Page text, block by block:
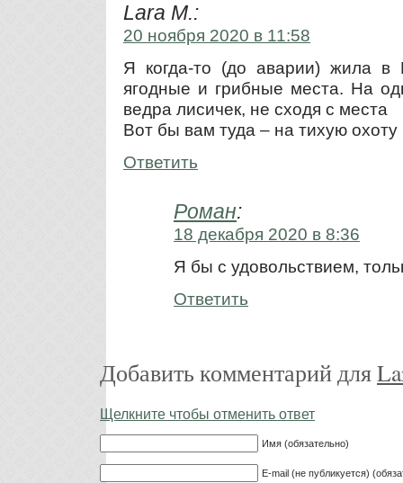
Lara M.:
20 ноября 2020 в 11:58
Я когда-то (до аварии) жила в
ягодные и грибные места. На
ведра лисичек, не сходя с места
Вот бы вам туда – на тихую охоту
Ответить
Роман:
18 декабря 2020 в 8:36
Я бы с удовольствием,
Ответить
Добавить комментарий для
Щелкните чтобы отменить ответ
Имя (обязательно)
E-mail (не публикуется)